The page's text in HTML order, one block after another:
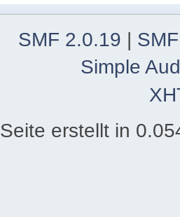
SMF 2.0.19 |
Simple
Seite erstellt in